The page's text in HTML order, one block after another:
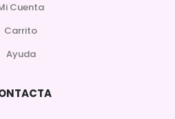
Cuenta
Carrito
Ayuda